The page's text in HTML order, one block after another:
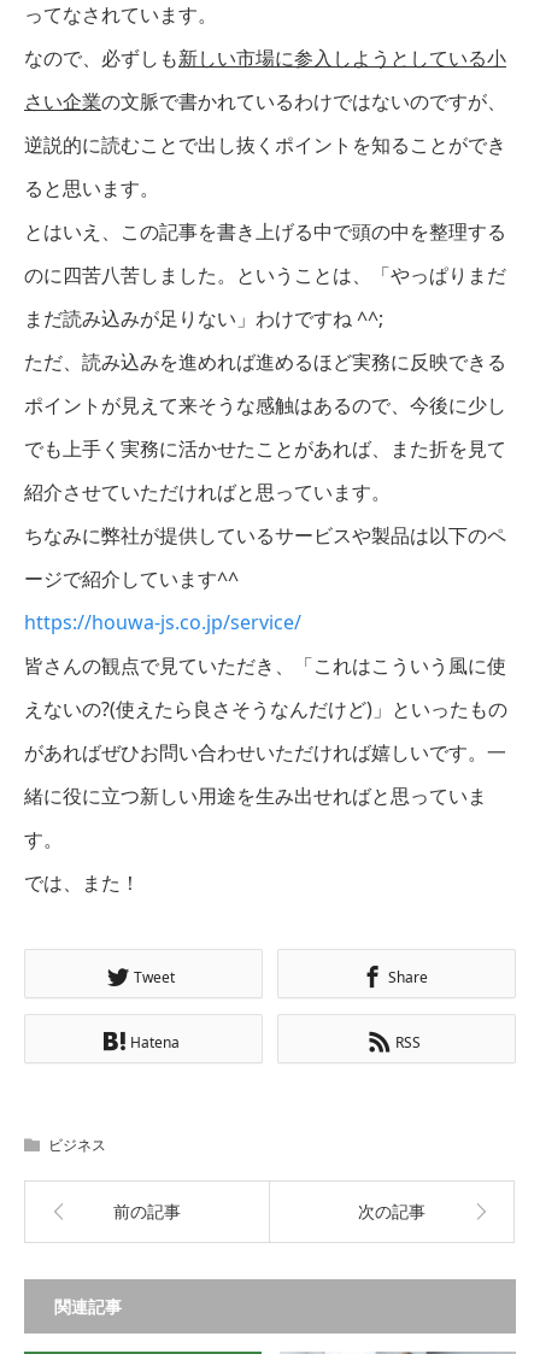
ってなされています。
なので、必ずしも新しい市場に参入しようとしている小
さい企業の文脈で書かれているわけではないのですが、
逆説的に読むことで出し抜くポイントを知ることができ
ると思います。
とはいえ、この記事を書き上げる中で頭の中を整理する
のに四苦八苦しました。ということは、「やっぱりまだ
まだ読み込みが足りない」わけですね ^^;
ただ、読み込みを進めれば進めるほど実務に反映できる
ポイントが見えて来そうな感触はあるので、今後に少し
でも上手く実務に活かせたことがあれば、また折を見て
紹介させていただければと思っています。
ちなみに弊社が提供しているサービスや製品は以下のペ
ージで紹介しています^^
https://houwa-js.co.jp/service/
皆さんの観点で見ていただき、「これはこういう風に使
えないの?(使えたら良さそうなんだけど)」といったもの
があればぜひお問い合わせいただければ嬉しいです。一
緒に役に立つ新しい用途を生み出せればと思っていま
す。
では、また！
Tweet Share
Hatena RSS
ビジネス
前の記事 次の記事
関連記事